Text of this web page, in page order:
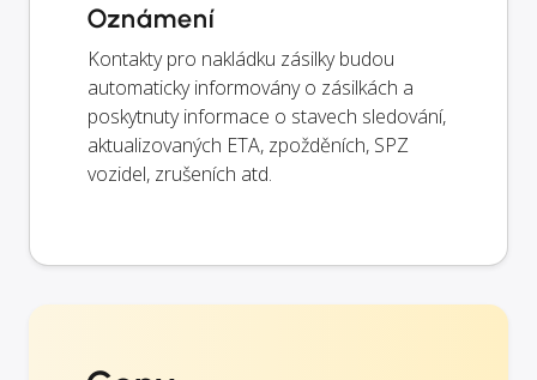
Oznámení
Kontakty pro nakládku zásilky budou
automaticky informovány o zásilkách a
poskytnuty informace o stavech sledování,
aktualizovaných ETA, zpožděních, SPZ
vozidel, zrušeních atd.